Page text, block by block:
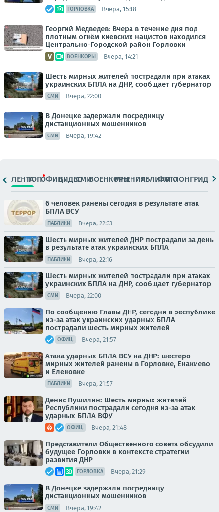
ГОРЛОВКА Вчера, 15:18
Георгий Медведев: Вчера в течение дня под
плотным огнём киевских нацистов находился
Центрально-Городской район Горловки
ВОЕНКОРЫ Вчера, 14:21
Шесть мирных жителей пострадали при атаках
украинских БПЛА на ДНР, сообщает губернатор
СМИ Вчера, 22:00
В Донецке задержали посредницу
дистанционных мошенников
СМИ Вчера, 19:42
ЛЕНТАТОПОФИЦ.ВИДЕОСМИВОЕНКОРЫМНЕНИЯПАБЛИКИ
ФОТОЛОНГРИДЫ
6 человек ранены сегодня в результате атак
БПЛА ВСУ
ПАБЛИКИ Вчера, 22:33
Шесть мирных жителей ДНР пострадали за день
в результате атак украинских БПЛА
ПАБЛИКИ Вчера, 22:16
Шесть мирных жителей пострадали при атаках
украинских БПЛА на ДНР, сообщает губернатор
СМИ Вчера, 22:00
По сообщению Главы ДНР, сегодня в республике
из-за атак украинских ударных БПЛА
пострадали шесть мирных жителей
ОФИЦ. Вчера, 21:57
Атака ударных БПЛА ВСУ на ДНР: шестеро
мирных жителей ранены в Горловке, Енакиево
и Еленовке
ПАБЛИКИ Вчера, 21:57
Денис Пушилин: Шесть мирных жителей
Республики пострадали сегодня из-за атак
ударных БПЛА ВФУ
ОФИЦ. Вчера, 21:48
Представители Общественного совета обсудили
будущее Горловки в контексте стратегии
развития ДНР
ГОРЛОВКА Вчера, 21:29
В Донецке задержали посредницу
дистанционных мошенников
СМИ Вчера, 19:42